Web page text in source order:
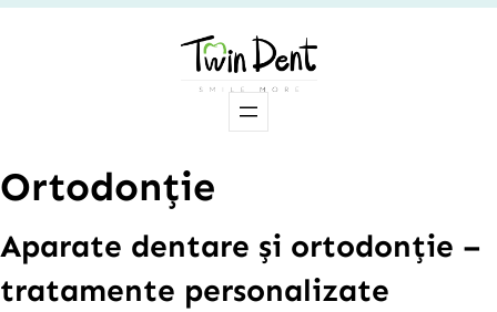
Ortodonție
Aparate dentare și ortodonție –
tratamente personalizate